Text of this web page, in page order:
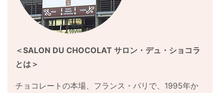
＜SALON DU CHOCOLAT サロン・デュ・ショコラ
とは＞
チョコレートの本場、フランス・パリで、1995年か